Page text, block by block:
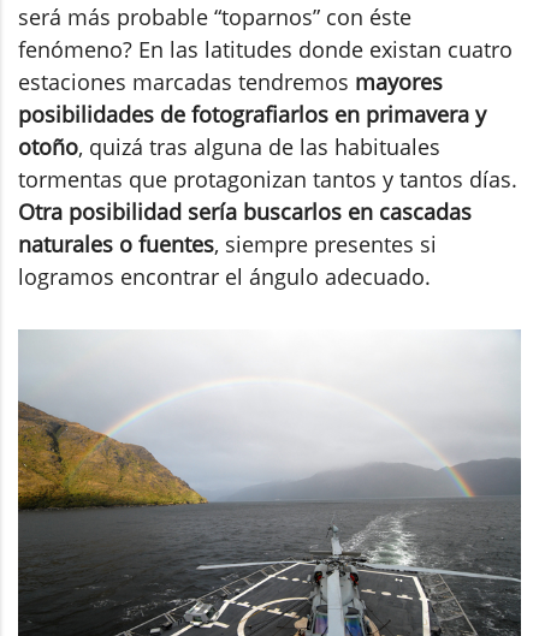
será más probable “toparnos” con éste
fenómeno? En las latitudes donde existan cuatro
estaciones marcadas tendremos mayores
posibilidades de fotografiarlos en primavera y
otoño, quizá tras alguna de las habituales
tormentas que protagonizan tantos y tantos días.
Otra posibilidad sería buscarlos en cascadas
naturales o fuentes, siempre presentes si
logramos encontrar el ángulo adecuado.